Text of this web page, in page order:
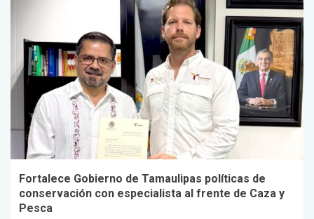
Fortalece Gobierno de Tamaulipas políticas de
conservación con especialista al frente de Caza y
Pesca